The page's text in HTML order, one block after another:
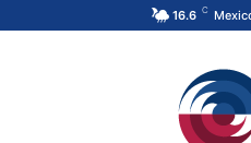
16.6 C